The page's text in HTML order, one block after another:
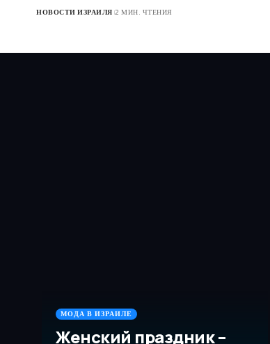
НОВОСТИ ИЗРАИЛЯ 2 МИН. ЧТЕНИЯ
МОДА В ИЗРАИЛЕ
Женский праздник –